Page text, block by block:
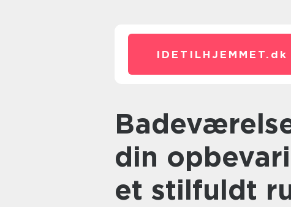
IDETILHJEMMET. dk
Badeværelse Hylde: Maksimer
din
et stilfuldt